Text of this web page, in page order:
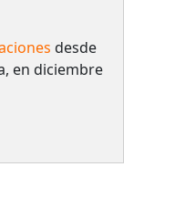
desde
en diciembre